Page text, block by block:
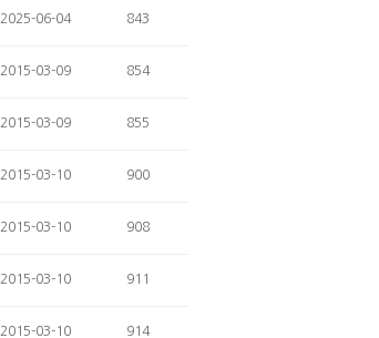
2025-06-04 843
2015-03-09 854
2015-03-09 855
2015-03-10 900
2015-03-10 908
2015-03-10 911
2015-03-10 914